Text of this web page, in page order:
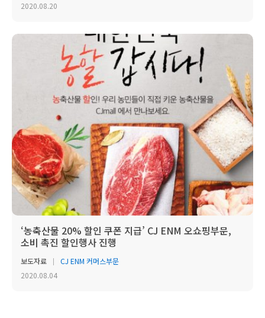
2020.08.20
‘농축산물 20% 할인 쿠폰 지급’ CJ ENM 오쇼핑부문,
소비 촉진 할인행사 진행
보도자료
CJ ENM 커머스부문
2020.08.04